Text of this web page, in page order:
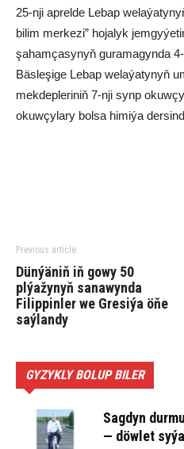
25-nji aprelde Lebap
bilim merkezi” hojalyk
şahamçasynyň guramagynda
Bäsleşige Lebap welaýatynyň
mekdepleriniň 7-nji synp
okuwçylary bolsa himiýa
Previous article
Dünýäniň iň gowy 50
plýažynyň sanawynda
Filippinler we Gresiýa öňe
saýlandy
GYZYKLY BOLUP BILER
Sagdyn
— döwlet